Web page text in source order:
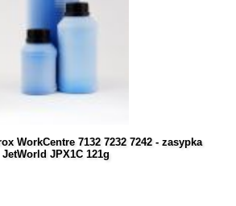
WorkCentre 7132 7232 7242 - zasypka
JetWorld JPX1C 121g